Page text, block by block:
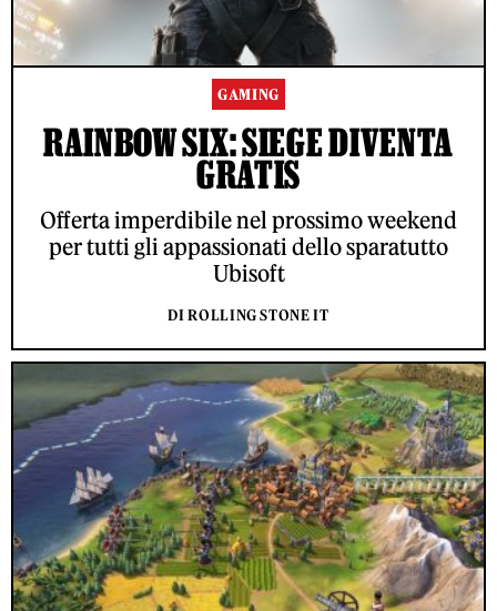
GAMING
RAINBOW SIX: SIEGE DIVENTA
GRATIS
Offerta imperdibile nel prossimo weekend
per tutti gli appassionati dello sparatutto
Ubisoft
DI ROLLING STONE IT